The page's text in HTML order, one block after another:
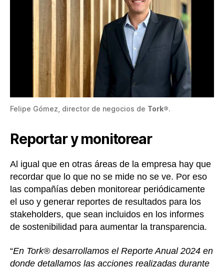
Felipe Gómez, director de negocios de Tork®.
Reportar y monitorear
Al igual que en otras áreas de la empresa hay que
recordar que lo que no se mide no se ve. Por eso
las compañías deben monitorear periódicamente
el uso y generar reportes de resultados para los
stakeholders, que sean incluidos en los informes
de sostenibilidad para aumentar la transparencia.
“En Tork® desarrollamos el Reporte Anual 2024 en
donde detallamos las acciones realizadas durante